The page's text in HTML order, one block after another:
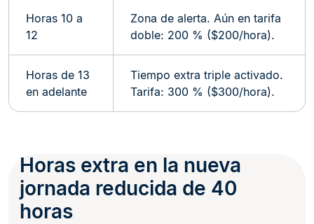
Horas 10 a
12
Zona de alerta. Aún en tarifa
doble: 200 % ($200/hora).
Horas de 13
en adelante
Tiempo extra triple activado.
Tarifa: 300 % ($300/hora).
Horas extra en la nueva
jornada reducida de 40
horas